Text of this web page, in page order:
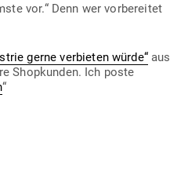
vor.“ Denn wer vor­be­reitet
gerne ver­bieten würde“aus
Shop­kunden. Ich poste
“